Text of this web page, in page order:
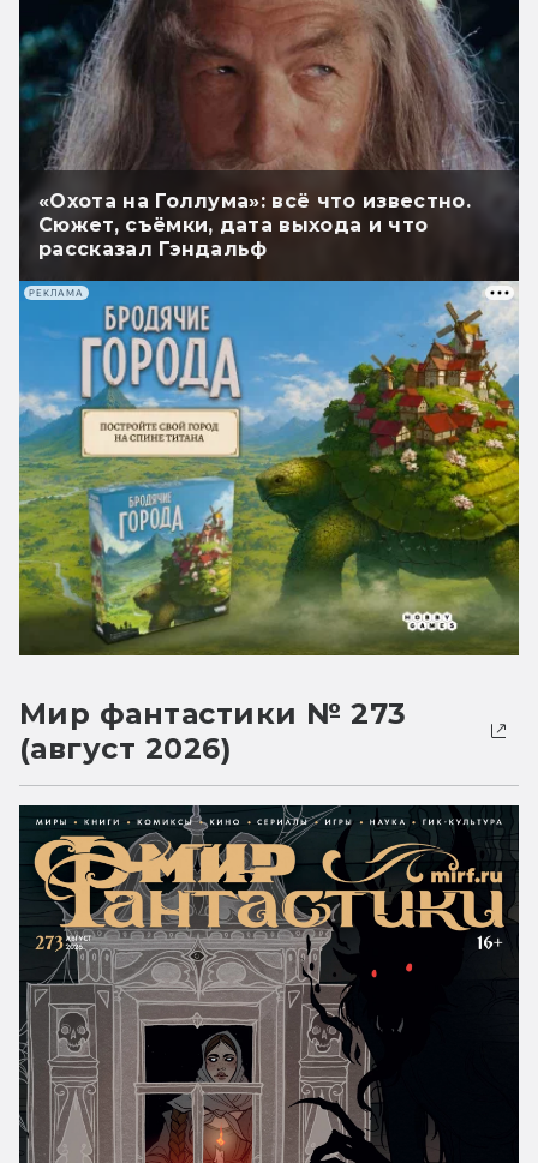
«Охота на Голлума»: всё что известно.
Сюжет, съёмки, дата выхода и что
рассказал Гэндальф
РЕКЛАМА
Мир фантастики № 273
(август 2026)